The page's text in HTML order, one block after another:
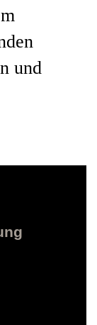
und